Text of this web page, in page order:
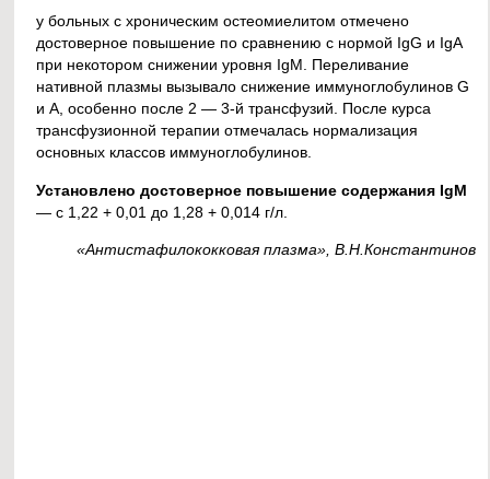
у больных с хроническим остеомиелитом отмечено
достоверное повышение по сравнению с нормой IgG и IgA
при некотором снижении уровня IgM. Переливание
нативной плазмы вызывало снижение иммуноглобулинов G
и А, особенно после 2 — 3-й трансфузий. После курса
трансфузионной терапии отмечалась нормализация
основных классов иммуноглобулинов.
Установлено достоверное повышение содержания IgM
— с 1,22 + 0,01 до 1,28 + 0,014 г/л.
«Антистафилококковая плазма», В.Н.Константинов